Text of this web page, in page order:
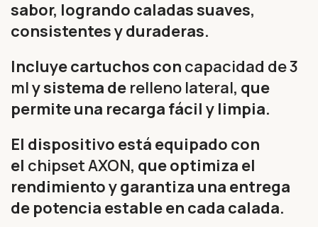
sabor, logrando caladas suaves,
consistentes y duraderas.
Incluye cartuchos con capacidad de 3
mly sistema de relleno lateral, que
permite una recarga fácil y limpia.
El dispositivo está equipado con
el chipset AXON, que optimiza el
rendimiento y garantiza una entrega
de potencia estable en cada calada.